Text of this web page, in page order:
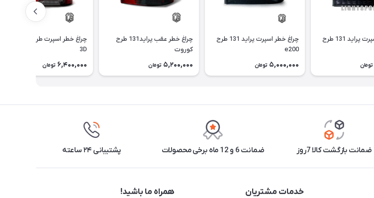
چراغ خطر اسپرت پراید 131 طرح
تومان
چراغ خطر اسپرت پراید 131 طرح
e200
5,000,000 تومان
چراغ خطر عقب پراید131 طرح
کوروت
5,200,000 تومان
چراغ خطر اسپرت طرح لامبورگینی
3D
6,400,000 تومان
ضمانت بازگشت کالا 7روز ضمانت 6 و 12 ماه برخی محصولات پشتیبانی ۲۴ ساعته
خدمات مشتریان همراه ما باشید!